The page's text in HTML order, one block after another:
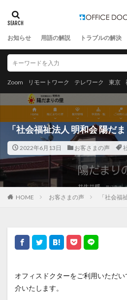
お知らせ 用語の解説 トラブルの解決
Zoom リモートワーク テレワーク 東京
「社会福祉法人 明和会 陽だ
2022年6月13日 お客さまの声
HOME お客さまの声 「社会福
オフィスドクターをご利用いただ
介いたします。